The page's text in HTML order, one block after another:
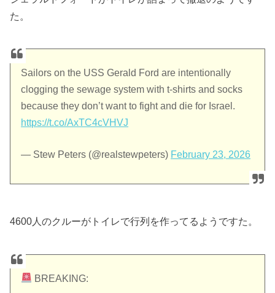
た。
Sailors on the USS Gerald Ford are intentionally
clogging the sewage system with t-shirts and socks
because they don’t want to fight and die for Israel.
https://t.co/AxTC4cVHVJ
— Stew Peters (@realstewpeters) February 23, 2026
4600人のクルーがトイレで行列を作ってるようですた。
BREAKING: